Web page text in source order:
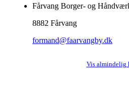
Fårvang Borger- og
8882 Fårvang
formand@faarvangby.dk
Vis almindelig